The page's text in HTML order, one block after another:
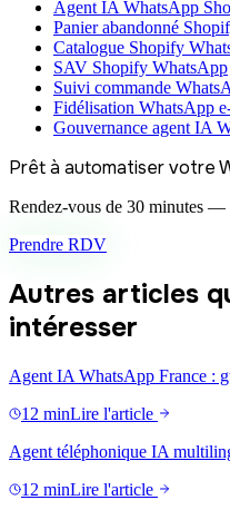
Agent IA WhatsApp
Panier abandonné
Catalogue Shopify
SAV Shopify WhatsApp
Suivi commande
Fidélisation WhatsApp
Gouvernance agent IA
Prêt à automatiser votre
Rendez-vous de 30 minutes —
Prendre RDV
Autres articles
intéresser
Agent IA WhatsApp France :
12 minLire l'article
Agent téléphonique IA
12 minLire l'article